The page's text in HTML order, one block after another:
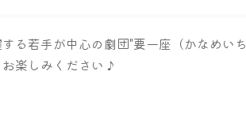
る若手が中心の劇団"要一座（かなめいち
楽しみください♪